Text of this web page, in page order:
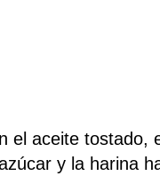
el aceite tostado,
y la harina